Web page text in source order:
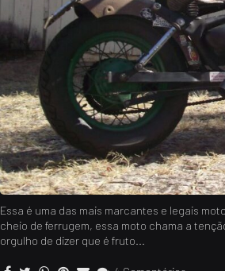
Essa é uma das mais marcantes e legais
cheio de ferrugem, essa moto chama a
orgulho de dizer que é fruto...